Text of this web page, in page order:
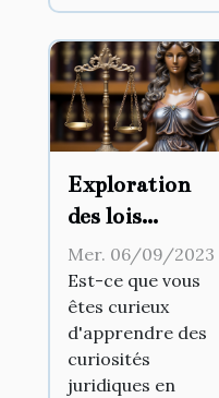
Exploration
des lois
insolites en
France
Mer. 06/09/2023
Est-ce que vous
êtes curieux
d'apprendre des
curiosités
juridiques en